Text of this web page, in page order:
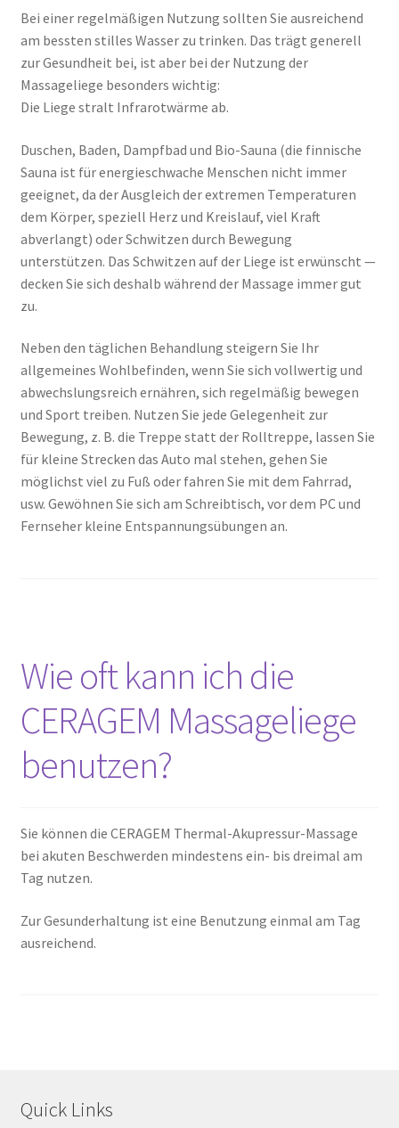
Bei einer regelmäßigen Nutzung sollten Sie ausreichend
am bessten stilles Wasser zu trinken. Das trägt generell
zur Gesundheit bei, ist aber bei der Nutzung der
Massageliege besonders wichtig:
Die Liege stralt Infrarotwärme ab.
Duschen, Baden, Dampfbad und Bio-Sauna (die finnische
Sauna ist für energieschwache Menschen nicht immer
geeignet, da der Ausgleich der extremen Temperaturen
dem Körper, speziell Herz und Kreislauf, viel Kraft
abverlangt) oder Schwitzen durch Bewegung
unterstützen. Das Schwitzen auf der Liege ist erwünscht —
decken Sie sich deshalb während der Massage immer gut
zu.
Neben den täglichen Behandlung steigern Sie Ihr
allgemeines Wohlbefinden, wenn Sie sich vollwertig und
abwechslungsreich ernähren, sich regelmäßig bewegen
und Sport treiben. Nutzen Sie jede Gelegenheit zur
Bewegung, z. B. die Treppe statt der Rolltreppe, lassen Sie
für kleine Strecken das Auto mal stehen, gehen Sie
möglichst viel zu Fuß oder fahren Sie mit dem Fahrrad,
usw. Gewöhnen Sie sich am Schreibtisch, vor dem PC und
Fernseher kleine Entspannungsübungen an.
Wie oft kann ich die
CERAGEM Massageliege
benutzen?
Sie können die CERAGEM Thermal-Akupressur-Massage
bei akuten Beschwerden mindestens ein- bis dreimal am
Tag nutzen.
Zur Gesunderhaltung ist eine Benutzung einmal am Tag
ausreichend.
Quick Links